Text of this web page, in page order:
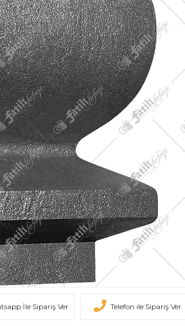
İle Sipariş Ver Telefon ile Sipariş Ver